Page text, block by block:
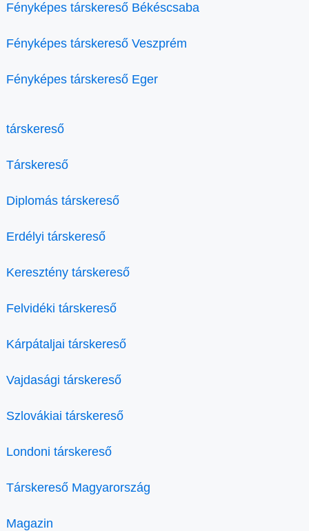
Fényképes társkereső Békéscsaba
Fényképes társkereső Veszprém
Fényképes társkereső Eger
társkereső
Társkereső
Diplomás társkereső
Erdélyi társkereső
Keresztény társkereső
Felvidéki társkereső
Kárpátaljai társkereső
Vajdasági társkereső
Szlovákiai társkereső
Londoni társkereső
Társkereső Magyarország
Magazin